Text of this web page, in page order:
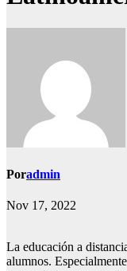
Poradmin
Nov 17, 2022
La educación a
alumnos.